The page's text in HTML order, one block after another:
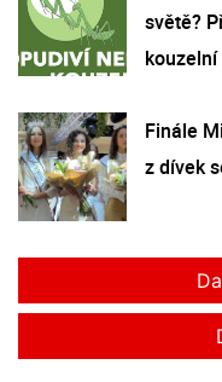
světě?
Finále
z dívek